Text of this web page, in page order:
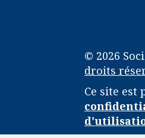
© 2026
droits
Ce site est